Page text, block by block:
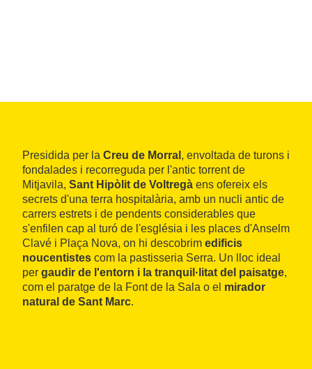
Presidida per la Creu de Morral , envoltada de turons i
fondalades i recorreguda per l'antic torrent de
Mitjavila, Sant Hipòlit de Voltregà ens ofereix els
secrets d'una terra hospitalària, amb un nucli antic de
carrers estrets i de pendents considerables que
s'enfilen cap al turó de l'església i les places d'Anselm
Clavé i Plaça Nova, on hi descobrim edificis
noucentistes com la pastisseria Serra. Un lloc ideal
per gaudir de l'entorn i la tranquil·litat del paisatge,
com el paratge de la Font de la Sala o el mirador
natural de Sant Marc.